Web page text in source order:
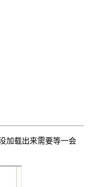
加载出来需要等一会